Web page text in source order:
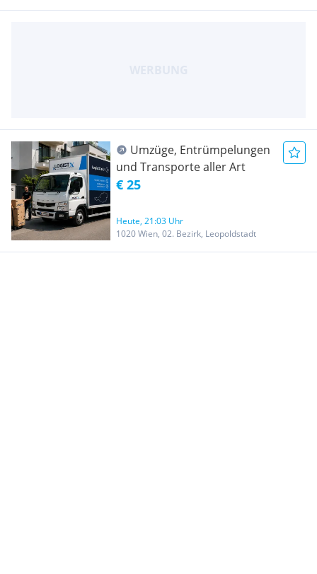
Umzüge, Entrümpelungen
und Transporte aller Art
€ 25
Heute, 21:03 Uhr
1020 Wien, 02. Bezirk, Leopoldstadt